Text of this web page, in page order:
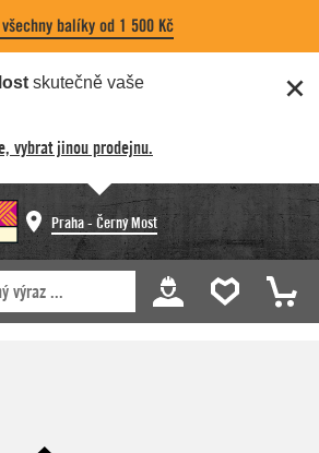
balíky od 1 500 Kč
skutečně vaše
vybrat jinou prodejnu.
Praha - Černý Most